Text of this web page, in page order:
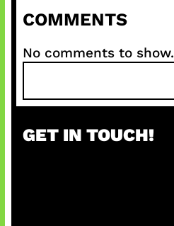
COMMENTS
No comments to show.
a
c
GET IN TOUCH!